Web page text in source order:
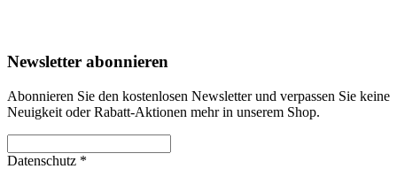
Newsletter abonnieren
Abonnieren Sie den kostenlosen Newsletter und verpassen Sie keine
Neuigkeit oder Rabatt-Aktionen mehr in unserem Shop.
Datenschutz *